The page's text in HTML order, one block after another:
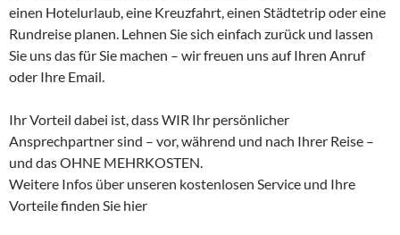
einen Hotelurlaub, eine Kreuzfahrt, einen Städtetrip oder eine
Rundreise planen. Lehnen Sie sich einfach zurück und lassen
Sie uns das für Sie machen – wir freuen uns auf Ihren Anruf
oder Ihre Email.
Ihr Vorteil dabei ist, dass WIR Ihr persönlicher
Ansprechpartner sind – vor, während und nach Ihrer Reise –
und das OHNE MEHRKOSTEN.
Weitere Infos über unseren kostenlosen Service und Ihre
Vorteile finden Sie hier